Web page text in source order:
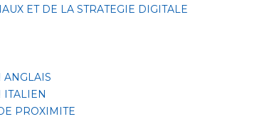
ET DE LA STRATEGIE DIGITALE
ANGLAIS
ITALIEN
PROXIMITE